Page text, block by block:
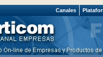
de 2026 Canales